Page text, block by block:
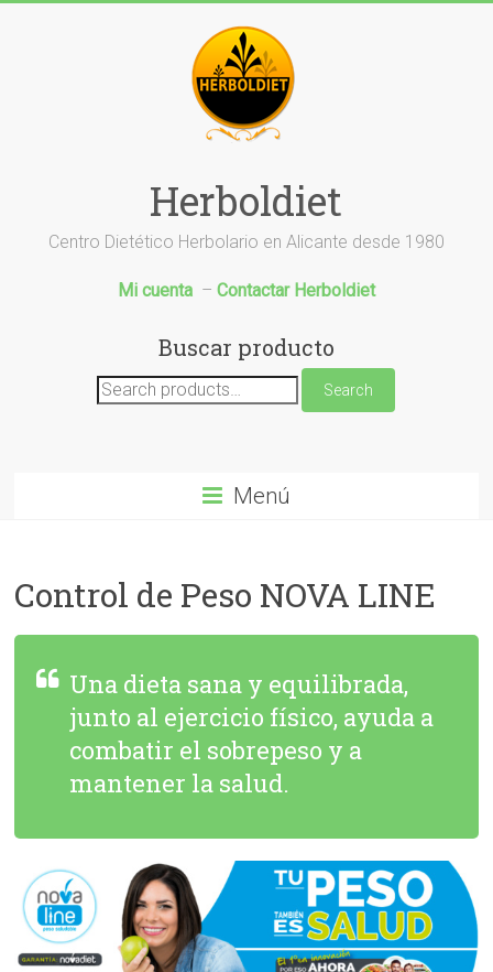
Herboldiet
Centro Dietético Herbolario en Alicante desde 1980
Mi cuenta – Contactar Herboldiet
Buscar producto
Search
for:
Search
Menú
Control de Peso NOVA LINE
Una dieta sana y equilibrada,
junto al ejercicio físico, ayuda a
combatir el sobrepeso y a
mantener la salud.